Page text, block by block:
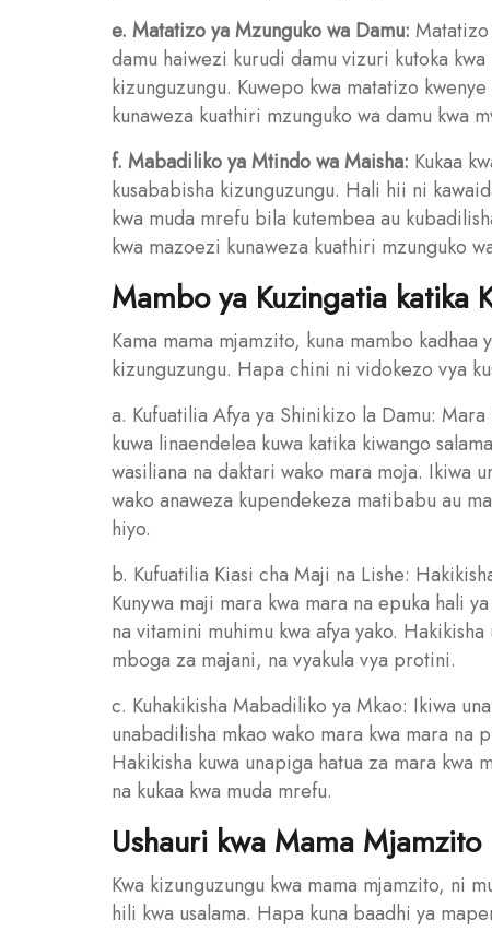
e. Matatizo ya Mzunguko wa Damu:
damu haiwezi kurudi damu vizuri kutoka
kizunguzungu. Kuwepo kwa matatizo
kunaweza kuathiri mzunguko wa damu kwa
f. Mabadiliko ya Mtindo wa Maisha: Kukaa
kusababisha kizunguzungu. Hali hii ni
kwa muda mrefu bila kutembea au
kwa mazoezi kunaweza kuathiri mzunguko
Mambo ya Kuzingatia katika
Kama mama mjamzito, kuna mambo
kizunguzungu. Hapa chini ni vidokezo vya
a. Kufuatilia Afya ya Shinikizo la Damu:
kuwa linaendelea kuwa katika kiwango
wasiliana na daktari wako mara moja. Ikiwa
wako anaweza kupendekeza matibabu au
hiyo.
b. Kufuatilia Kiasi cha Maji na Lishe:
Kunywa maji mara kwa mara na epuka hali
na vitamini muhimu kwa afya yako.
mboga za majani, na vyakula vya protini.
c. Kuhakikisha Mabadiliko ya Mkao: Ikiwa
unabadilisha mkao wako mara kwa mara na
Hakikisha kuwa unapiga hatua za mara kwa
na kukaa kwa muda mrefu.
Ushauri kwa Mama Mjamzito
Kwa kizunguzungu kwa mama mjamzito, ni
hili kwa usalama. Hapa kuna baadhi ya